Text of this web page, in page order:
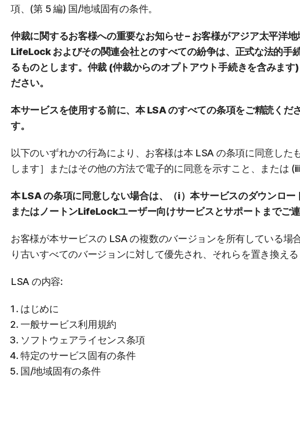
項、(第 5 編) 国/地域固有の条件。
仲裁に関するお客様への重要なお知らせ – お客様がアジア太平洋
LifeLock およびその関連会社とのすべての紛争は、正式な法的手
るものとします。仲裁 (仲裁からのオプトアウト手続きを含みま
ださい。
本サービスを使用する前に、本 LSA のすべての条項をご精読く
す。
以下のいずれかの行為により、お客様は本 LSA の条項に同意し
します］またはその他の方法で電子的に同意を示すこと、または
本 LSA の条項に同意しない場合は、（i）本サービスのダウンロ
またはノートンLifeLockユーザー向けサービスとサポートまでご連
お客様が本サービスの LSA の複数のバージョンを所有している
り古いすべてのバージョンに対して優先され、それらを置き換える
LSA の内容:
はじめに
一般サービス利用規約
ソフトウェアライセンス条項
特定のサービス固有の条件
国/地域固有の条件